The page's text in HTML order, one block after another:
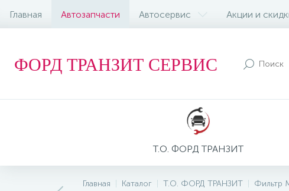
Главная Автозапчасти Автосервис Акции и
ФОРД ТРАНЗИТ СЕРВИС
Т.О. ФОРД ТРАНЗИТ
Главная Каталог Т.О. ФОРД ТРАНЗИТ Фильтр